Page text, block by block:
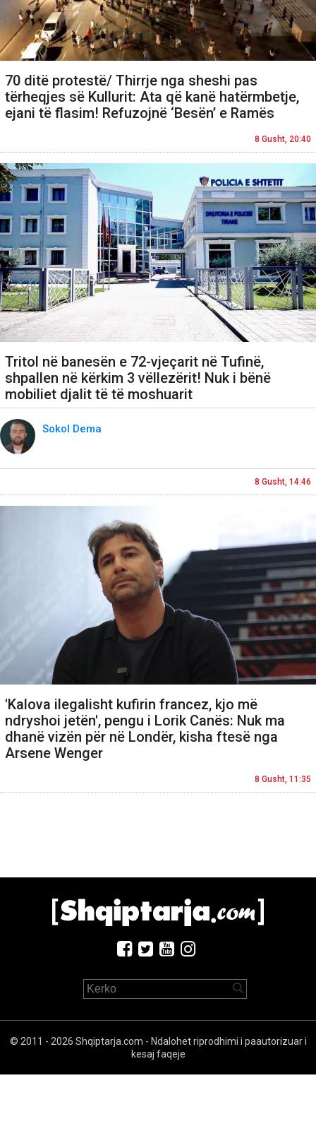
70 ditë protestë/ Thirrje nga sheshi pas
tërheqjes së Kullurit: Ata që kanë hatërmbetje,
ejani të flasim! Refuzojnë ‘Besën’ e Ramës
8 Gusht, 20:40
Tritol në banesën e 72-vjeçarit në Tufinë,
shpallen në kërkim 3 vëllezërit! Nuk i bënë
mobiliet djalit të të moshuarit
Sokol Dema
8 Gusht, 14:46
'Kalova ilegalisht kufirin francez, kjo më
ndryshoi jetën', pengu i Lorik Canës: Nuk ma
dhanë vizën për në Londër, kisha ftesë nga
Arsene Wenger
8 Gusht, 11:35
© 2011 - 2026 Shqiptarja.com - Ndalohet riprodhimi i paautorizuar i
kesaj faqeje